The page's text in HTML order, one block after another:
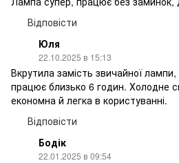
Відповісти
Юля
22.10.2025 в 15:13
Вкрутила замість звичайної
працює близько 6 годин. Холодне
економна й легка в користуванні.
Відповісти
Бодік
22.01.2025 в 09:54